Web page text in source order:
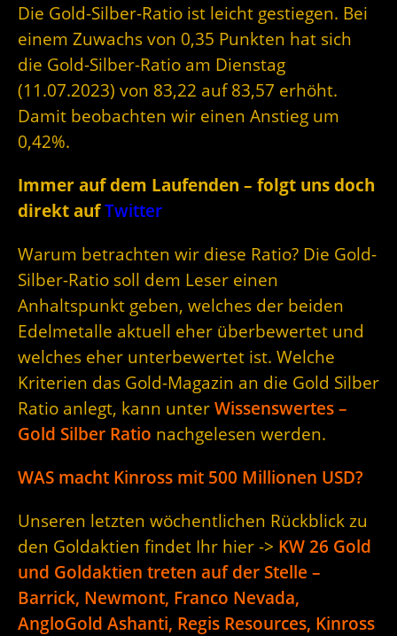
Die Gold-Silber-Ratio ist leicht gestiegen. Bei
einem Zuwachs von 0,35 Punkten hat sich
die Gold-Silber-Ratio am Dienstag
(11.07.2023) von 83,22 auf 83,57 erhöht.
Damit beobachten wir einen Anstieg um
0,42%.
Immer auf dem Laufenden – folgt uns doch
direkt aufTwitter
Warum betrachten wir diese Ratio? Die Gold-
Silber-Ratio soll dem Leser einen
Anhaltspunkt geben, welches der beiden
Edelmetalle aktuell eher überbewertet und
welches eher unterbewertet ist. Welche
Kriterien das Gold-Magazin an die Gold Silber
Ratio anlegt, kann unter Wissenswertes –
Gold Silber Ratio nachgelesen werden.
WAS macht Kinross mit 500 Millionen USD?
Unseren letzten wöchentlichen Rückblick zu
den Goldaktien findet Ihr hier -> KW 26 Gold
und Goldaktien treten auf der Stelle –
Barrick, Newmont, Franco Nevada,
AngloGold Ashanti, Regis Resources, Kinross